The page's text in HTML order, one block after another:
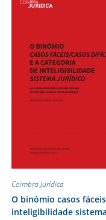
Coimbra Jurídica
O binómio casos
inteligibilidade